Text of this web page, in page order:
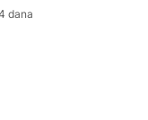
dana